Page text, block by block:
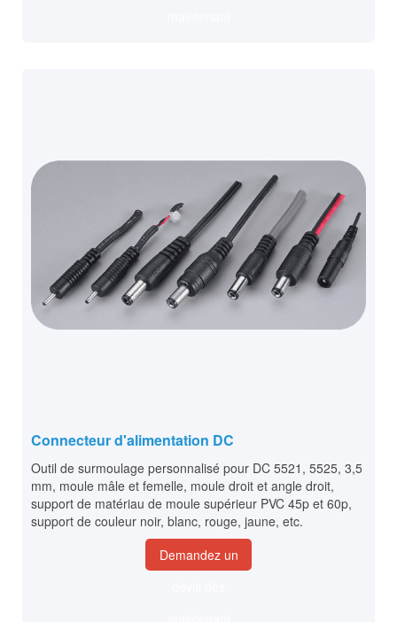
Connecteur d'alimentation DC
Outil de surmoulage personnalisé pour DC 5521, 5525, 3,5
mm, moule mâle et femelle, moule droit et angle droit,
support de matériau de moule supérieur PVC 45p et 60p,
support de couleur noir, blanc, rouge, jaune, etc.
Demandez un